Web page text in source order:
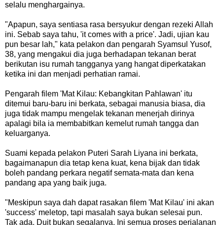
selalu menghargainya.
"Apapun, saya sentiasa rasa bersyukur dengan rezeki Allah
ini. Sebab saya tahu, 'it comes with a price'. Jadi, ujian kau
pun besar lah," kata pelakon dan pengarah Syamsul Yusof,
38, yang mengakui dia juga berhadapan tekanan berat
berikutan isu rumah tangganya yang hangat diperkatakan
ketika ini dan menjadi perhatian ramai.
Pengarah filem 'Mat Kilau: Kebangkitan Pahlawan' itu
ditemui baru-baru ini berkata, sebagai manusia biasa, dia
juga tidak mampu mengelak tekanan menerjah dirinya
apalagi bila ia membabitkan kemelut rumah tangga dan
keluarganya.
Suami kepada pelakon Puteri Sarah Liyana ini berkata,
bagaimanapun dia tetap kena kuat, kena bijak dan tidak
boleh pandang perkara negatif semata-mata dan kena
pandang apa yang baik juga.
"Meskipun saya dah dapat rasakan filem 'Mat Kilau' ini akan
'success' meletop, tapi masalah saya bukan selesai pun.
Tak ada. Duit bukan segalanya. Ini semua proses perjalanan